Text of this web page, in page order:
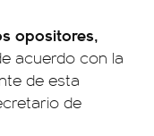
opositores,
acuerdo con la
de esta
de